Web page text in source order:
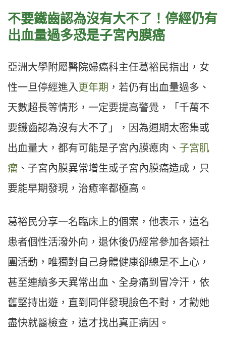
不要鐵齒認為沒有大不了！停經仍有
出血量過多恐是子宮內膜癌
亞洲大學附屬醫院婦癌科主任葛裕民指出，女
性一旦停經進入 更年期 ，若仍有出血量過多、
天數超長等情形，一定要提高警覺，「千萬不
要鐵齒認為沒有大不了」，因為週期太密集或
出血量大，都有可能是子宮內膜瘜肉、 子宮肌
瘤 、子宮內膜異常增生或子宮內膜癌造成，只
要能早期發現，治癒率都極高。
葛裕民分享一名臨床上的個案，他表示，這名
患者個性活潑外向，退休後仍經常參加各類社
團活動，唯獨對自己身體健康卻總是不上心，
甚至連續多天異常出血、全身痛到冒冷汗，依
舊堅持出遊，直到同伴發現臉色不對，才勸她
盡快就醫檢查，這才找出真正病因。